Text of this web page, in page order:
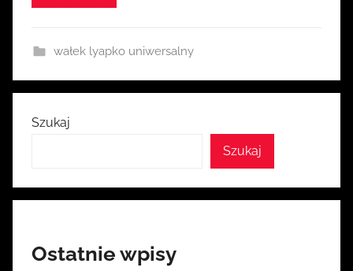
a
wałek lyapko uniwersalny
Szukaj
Szukaj
Ostatnie wpisy